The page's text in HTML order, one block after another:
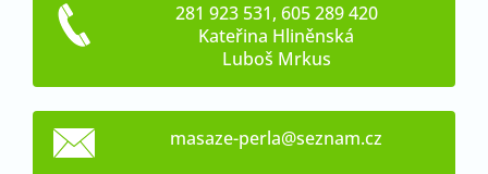
281 923 531, 605 289 420
Kateřina Hliněnská
Luboš Mrkus
masaze-perla@seznam.cz